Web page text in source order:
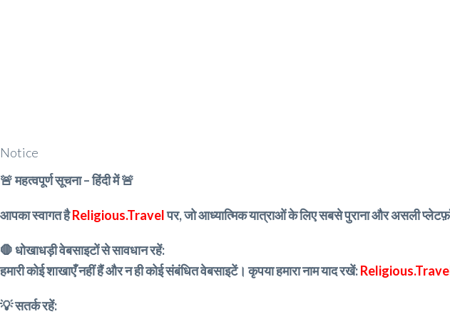
Notice
🚨 महत्वपूर्ण सूचना – हिंदी में 🚨
आपका स्वागत हैReligious.Travelपर, जो आध्यात्मिक यात्राओं के लिए सबसे पुराना और असली
🛑 धोखाधड़ी वेबसाइटों से सावधान रहें:
हमारी कोई शाखाएँ नहीं हैं और न ही कोई संबंधित वेबसाइटें। कृपया हमारा नाम याद रखें:
💡 सतर्क रहें: